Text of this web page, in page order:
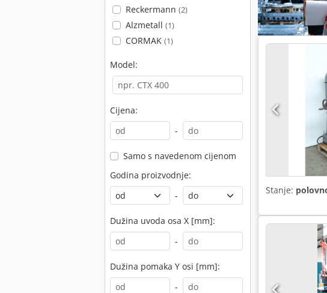
Reckermann (2)
Alzmetall (1)
CORMAK (1)
Model:
Cijena:
-
Samo s navedenom cijenom
Godina proizvodnje:
-
Dužina uvoda osa X [mm]:
-
Dužina pomaka Y osi [mm]:
-
Stanje: